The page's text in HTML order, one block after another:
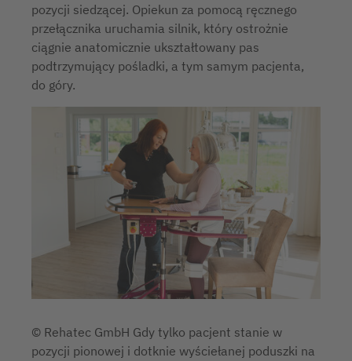
pozycji siedzącej. Opiekun za pomocą ręcznego
przełącznika uruchamia silnik, który ostrożnie
ciągnie anatomicznie ukształtowany pas
podtrzymujący pośladki, a tym samym pacjenta,
do góry.
© Rehatec GmbH Gdy tylko pacjent stanie w
pozycji pionowej i dotknie wyściełanej poduszki na